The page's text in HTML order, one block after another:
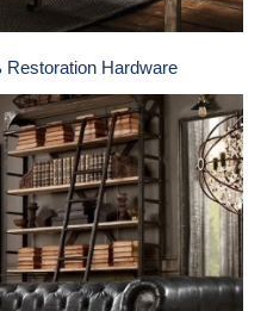
Hardware